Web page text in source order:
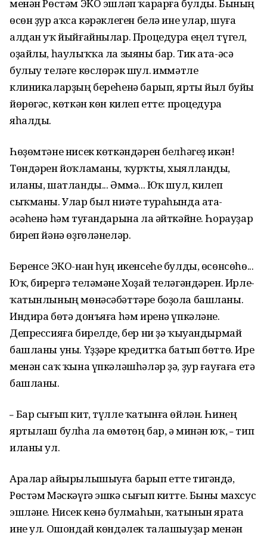
менән Рөстәм ЭКО эшләп ҡарарға булды. Бының
өсөн ҙур аҡса кәрәклеген белә ине улар, шуға
алдан уҡ йыйғайнылар. Процедура еңел түгел,
оҙайлы, һаулыҡҡа ла зыяны бар. Тик ата-әсә
булыу теләге көслөрәк шул. Ҡиммәтле
клиникаларҙың береһенә барып, ярты йыл буйы
йөрөгәс, көткән көн килеп етте: процедура
яһалды.
Һөҙөмтәне нисек көткәндәрен белһәгеҙ икән!
Төндәрен йоҡламаны, ҡурҡты, хыялланды,
иланы, шатланды... Әммә... Юҡ шул, килеп
сыҡманы. Улар был ниәте тураһында ата-
әсәһенә һәм туғандарына ла әйткәйне. Һорауҙар
биреп йәнә өҙгөләнеләр.
Беренсе ЭКО-нан һуң икенсеһе булды, өсөнсөһө...
Юҡ, бирергә теләмәне Хоҙай теләгәндәрен. Ирле-
ҡатынлының мөнәсәбәттәре боҙола башланы.
Индира бөтә донъяға һәм иренә үпкәләне.
Депрессияға бирелде, бер ни ҙә ҡыуандырмай
башланы уны. Үҙҙәре кредитҡа батып бөттө. Ире
менән саҡ ҡына үпкәләшһәләр ҙә, ҙур ғауғаға етә
башланы.
– Бар сығып кит, түлле ҡатынға өйлән. Һинең
яртылаш булһа ла өмөтөң бар, ә минән юҡ,–тип
иланы ул.
Аралар айырылышыуға барып етте тигәндә,
Рөстәм Мәскәүгә эшкә сығып китте. Быны махсус
эшләне. Нисек кенә булмаһын, ҡатынын ярата
ине ул. Ошондай көндәлек талашыуҙар менән